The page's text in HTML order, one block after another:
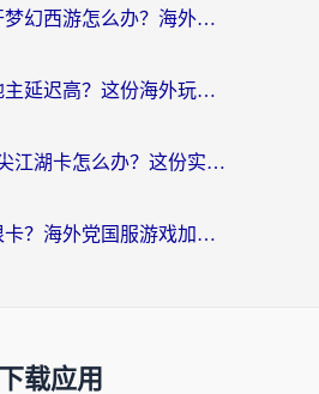
在柬埔寨打不开梦幻西游怎么办？海外玩家国服游戏加速终极指南
国外打欢乐斗地主延迟高？这份海外玩家国服游戏加速指南帮你解决卡顿烦恼
非洲玩剑网3指尖江湖卡怎么办？这份实测有效的国服游戏加速指南请收好
逆战在美国玩很卡？海外党国服游戏加速终极指南（附DNF宝可梦加速技巧）
下载应用